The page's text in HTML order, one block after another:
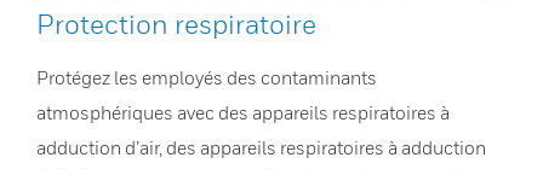
Protection respiratoire
Protégez les employés des contaminants
atmosphériques avec des appareils respiratoires à
adduction d’air, des appareils respiratoires à adduction